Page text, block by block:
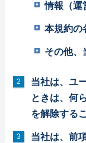
情報（運
本規約の
その他、
当社は、ユ
ときは、何
を解除する
当社は、前